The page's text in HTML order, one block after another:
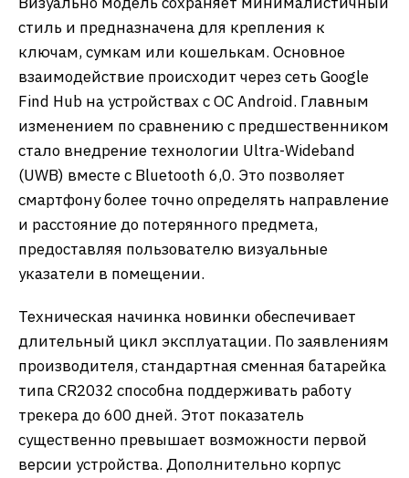
стиль и предназначена для крепления к
ключам, сумкам или кошелькам. Основное
взаимодействие происходит через сеть Google
Find Hub на устройствах с ОС Android. Главным
изменением по сравнению с предшественником
стало внедрение технологии Ultra-Wideband
(UWB) вместе с Bluetooth 6,0. Это позволяет
смартфону более точно определять направление
и расстояние до потерянного предмета,
предоставляя пользователю визуальные
указатели в помещении.
Техническая начинка новинки обеспечивает
длительный цикл эксплуатации. По заявлениям
производителя, стандартная сменная батарейка
типа CR2032 способна поддерживать работу
трекера до 600 дней. Этот показатель
существенно превышает возможности первой
версии устройства. Дополнительно корпус